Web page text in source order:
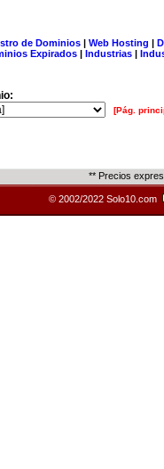
de Dominios| Web Hosting |
Expirados | Industrias |
[Pág.
** Precios
© 2002/2022 Solo10.com